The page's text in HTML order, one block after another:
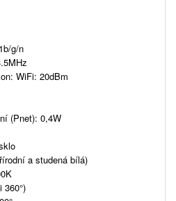
g/n
WiFi: 20dBm
(Pnet): 0,4W
a studená bílá)